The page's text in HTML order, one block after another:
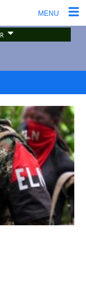
MENU